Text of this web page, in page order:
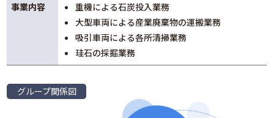
事業内容
重機による石炭投入業務
大型車両による産業廃棄物の運搬業務
吸引車両による各所清掃業務
珪石の採掘業務
グループ関係図